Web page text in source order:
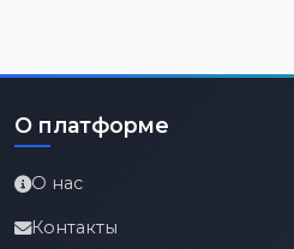
О платформе
О нас
Контакты